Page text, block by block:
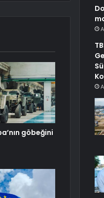
göbeğini